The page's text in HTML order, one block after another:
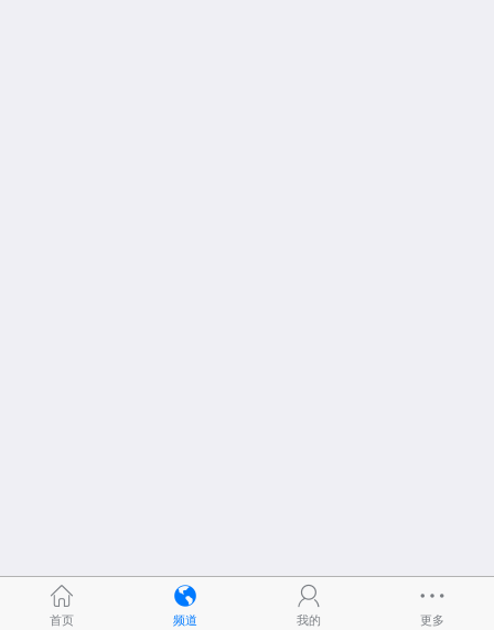
首页 频道 我的 更多